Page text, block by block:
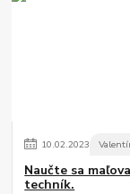
10.02.2023
Naučte sa
techník.